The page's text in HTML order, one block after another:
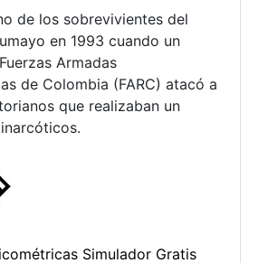
de los sobrevivientes del
en 1993 cuando un
Armadas
de Colombia (FARC) atacó a
que realizaban un